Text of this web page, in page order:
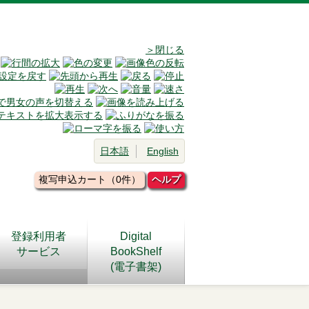
＞閉じる
日本語 English
複写申込カート（0件） ヘルプ
登録利用者
サービス
Digital
BookShelf
(電子書架)